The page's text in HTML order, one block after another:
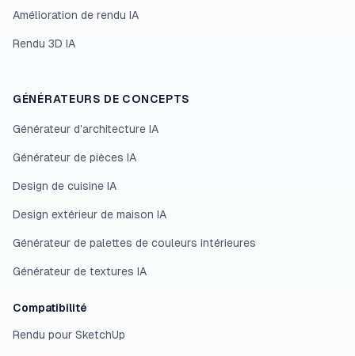
Amélioration de rendu IA
Rendu 3D IA
GÉNÉRATEURS DE CONCEPTS
Générateur d'architecture IA
Générateur de pièces IA
Design de cuisine IA
Design extérieur de maison IA
Générateur de palettes de couleurs intérieures
Générateur de textures IA
Compatibilité
Rendu pour SketchUp